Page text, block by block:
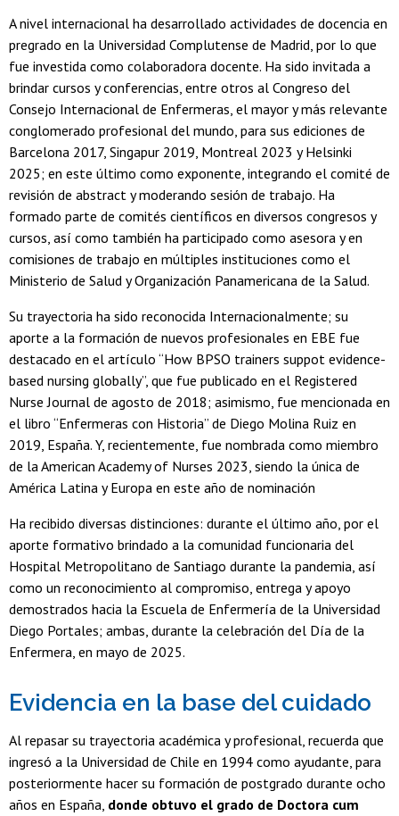
A nivel internacional ha desarrollado actividades de docencia en
pregrado en la Universidad Complutense de Madrid, por lo que
fue investida como colaboradora docente. Ha sido invitada a
brindar cursos y conferencias, entre otros al Congreso del
Consejo Internacional de Enfermeras, el mayor y más relevante
conglomerado profesional del mundo, para sus ediciones de
Barcelona 2017, Singapur 2019, Montreal 2023 y Helsinki
2025; en este último como exponente, integrando el comité de
revisión de abstract y moderando sesión de trabajo. Ha
formado parte de comités científicos en diversos congresos y
cursos, así como también ha participado como asesora y en
comisiones de trabajo en múltiples instituciones como el
Ministerio de Salud y Organización Panamericana de la Salud.
Su trayectoria ha sido reconocida Internacionalmente; su
aporte a la formación de nuevos profesionales en EBE fue
destacado en el artículo “How BPSO trainers suppot evidence-
based nursing globally”, que fue publicado en el Registered
Nurse Journal de agosto de 2018; asimismo, fue mencionada en
el libro “Enfermeras con Historia” de Diego Molina Ruiz en
2019, España. Y, recientemente, fue nombrada como miembro
de la American Academy of Nurses 2023, siendo la única de
América Latina y Europa en este año de nominación
Ha recibido diversas distinciones: durante el último año, por el
aporte formativo brindado a la comunidad funcionaria del
Hospital Metropolitano de Santiago durante la pandemia, así
como un reconocimiento al compromiso, entrega y apoyo
demostrados hacia la Escuela de Enfermería de la Universidad
Diego Portales; ambas, durante la celebración del Día de la
Enfermera, en mayo de 2025.
Evidencia en la base del cuidado
Al repasar su trayectoria académica y profesional, recuerda que
ingresó a la Universidad de Chile en 1994 como ayudante, para
posteriormente hacer su formación de postgrado durante ocho
años en España, donde obtuvo el grado de Doctora cum